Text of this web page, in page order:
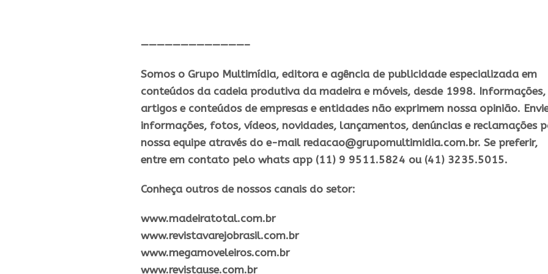
—————————————–
Somos o Grupo Multimídia, editora e agência de publicidade especializada em
conteúdos da cadeia produtiva da madeira e móveis, desde 1998. Informações,
artigos e conteúdos de empresas e entidades não exprimem nossa opinião.
informações, fotos, vídeos, novidades, lançamentos, denúncias e reclamações
nossa equipe através do e-mail redacao@grupomultimidia.com.br. Se preferir,
entre em contato pelo whats app (11) 9 9511.5824 ou (41) 3235.5015.
Conheça outros de nossos canais do setor:
​www.madeiratotal.com.br
www.revistavarejobrasil.com.br
www.megamoveleiros.com.br
www.revistause.com.br